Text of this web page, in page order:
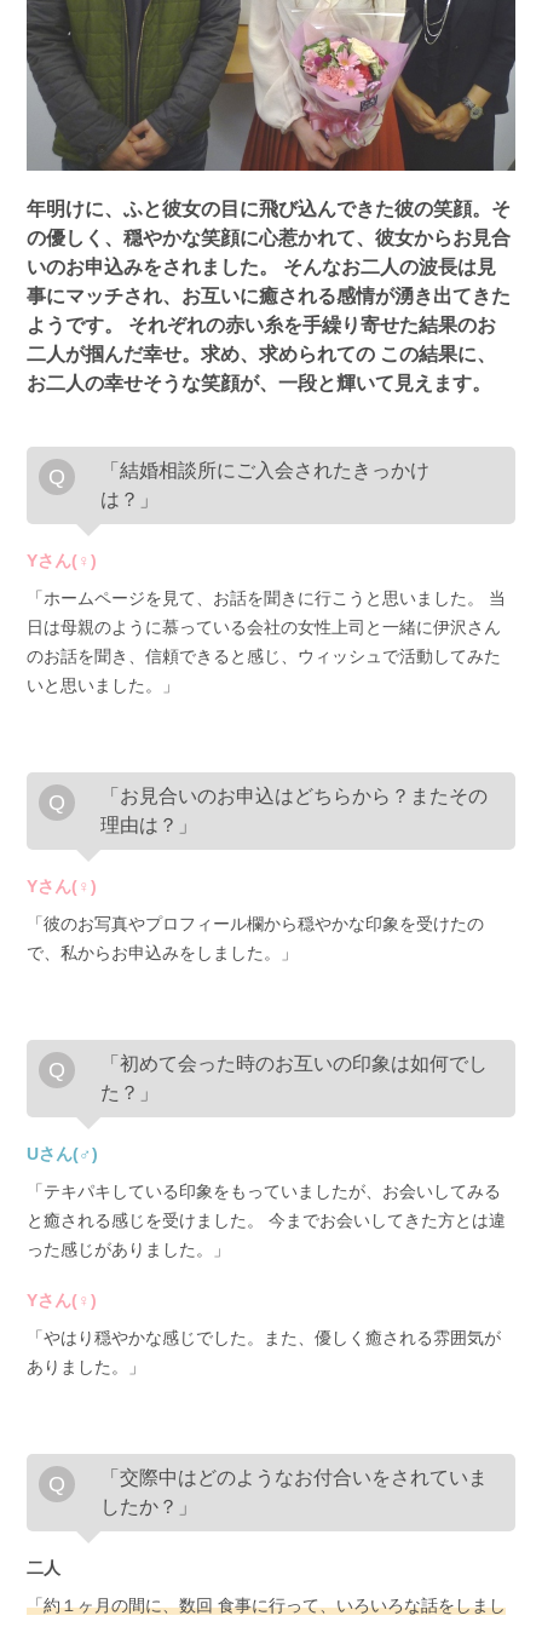
年明けに、ふと彼女の目に飛び込んできた彼の笑顔。そ
の優しく、穏やかな笑顔に心惹かれて、彼女からお見合
いのお申込みをされました。
そんなお二人の波長は見
事にマッチされ、お互いに癒される感情が湧き出てきた
ようです。
それぞれの赤い糸を手繰り寄せた結果のお
二人が掴んだ幸せ。求め、求められての この結果に、
お二人の幸せそうな笑顔が、一段と輝いて見えます。
「結婚相談所にご入会されたきっかけ
は？」
Yさん(♀)
「ホームページを見て、お話を聞きに行こうと思いました。 当
日は母親のように慕っている会社の女性上司と一緒に伊沢さん
のお話を聞き、信頼できると感じ、ウィッシュで活動してみた
いと思いました。」
「お見合いのお申込はどちらから？またその
理由は？」
Yさん(♀)
「彼のお写真やプロフィール欄から穏やかな印象を受けたの
で、私からお申込みをしました。」
「初めて会った時のお互いの印象は如何でし
た？」
Uさん(♂)
「テキパキしている印象をもっていましたが、お会いしてみる
と癒される感じを受けました。 今までお会いしてきた方とは違
った感じがありました。」
Yさん(♀)
「やはり穏やかな感じでした。また、優しく癒される雰囲気が
ありました。」
「交際中はどのようなお付合いをされていま
したか？」
二人
「約１ヶ月の間に、数回 食事に行って、いろいろな話をしまし